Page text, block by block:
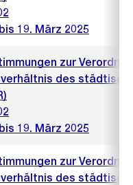
19. März 2025
zur
des
19. März 2025
zur
des